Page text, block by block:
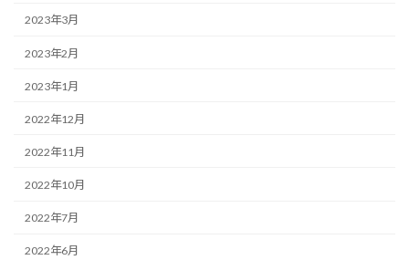
2023年3月
2023年2月
2023年1月
2022年12月
2022年11月
2022年10月
2022年7月
2022年6月